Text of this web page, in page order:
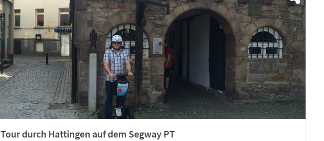
Tour durch Hattingen auf dem Segway PT